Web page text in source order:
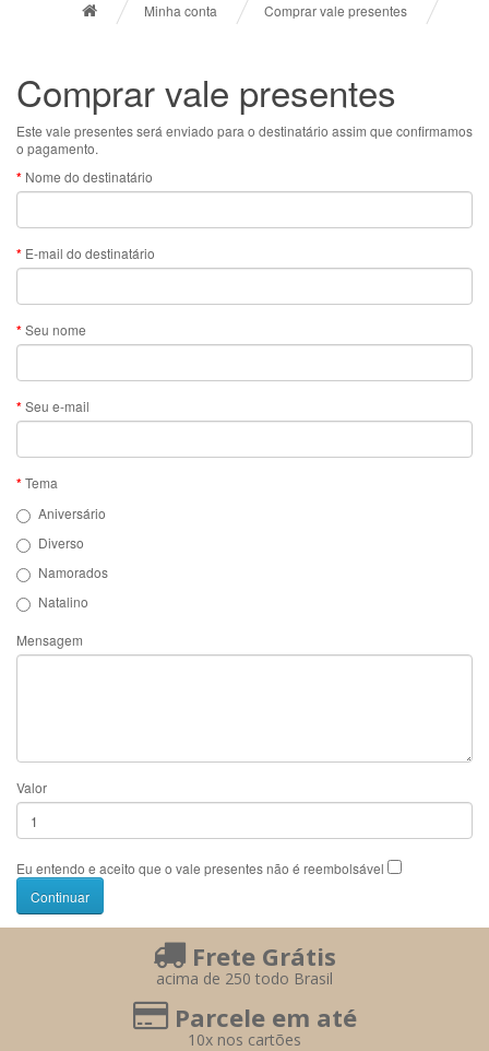
Minha conta Comprar vale presentes
Comprar vale presentes
Este vale presentes será enviado para o destinatário assim que confirmamos
o pagamento.
Nome do destinatário
E-mail do destinatário
Seu nome
Seu e-mail
Tema
Aniversário
Diverso
Namorados
Natalino
Mensagem
Valor
Eu entendo e aceito que o vale presentes não é reembolsável
Frete Grátis
acima de 250 todo Brasil
Parcele em até
10x nos cartões